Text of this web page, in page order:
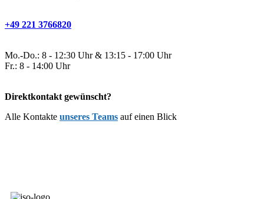
+49 221 3766820
Mo.-Do.: 8 - 12:30 Uhr & 13:15 - 17:00 Uhr
Fr.: 8 - 14:00 Uhr
Direktkontakt gewünscht?
Alle Kontakte unseres Teams auf einen Blick